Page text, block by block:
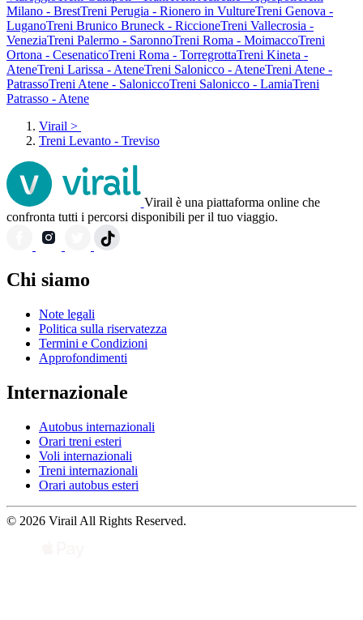
Milano - BrestTreni Perugia - Rionero in VultureTreni Genova -
LuganoTreni Brunico Bruneck - RiccioneTreni Vallecrosia -
VeneziaTreni Palermo - SaronnoTreni Roma - MoimaccoTreni
Ortona - CesenaticoTreni Roma - TorregrottaTreni Kineta -
AteneTreni Larissa - AteneTreni Salonicco - AteneTreni Atene -
PatrassoTreni Atene - SaloniccoTreni Salonicco - LamiaTreni
Patrasso - Atene
Virail >
Treni Levanto - Treviso
Virail è una piattaforma online che
confronta tutti i percorsi disponibili per il tuo viaggio.
Chi siamo
Note legali
Politica sulla riservatezza
Termini e Condizioni
Approfondimenti
Internazionale
Autobus internazionali
Orari treni esteri
Voli internazionali
Treni internazionali
Orari autobus esteri
© 2026 Virail All Rights Reserved.